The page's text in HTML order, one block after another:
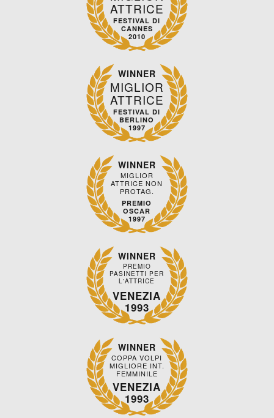
ATTRICE
FESTIVAL DI
CANNES
2010
WINNER
MIGLIOR
ATTRICE
FESTIVAL DI
BERLINO
1997
WINNER
MIGLIOR
ATTRICE NON
PROTAG.
PREMIO
OSCAR
1997
WINNER
PREMIO
PASINETTI PER
L'ATTRICE
VENEZIA
1993
WINNER
COPPA VOLPI
MIGLIORE INT.
FEMMINILE
VENEZIA
1993